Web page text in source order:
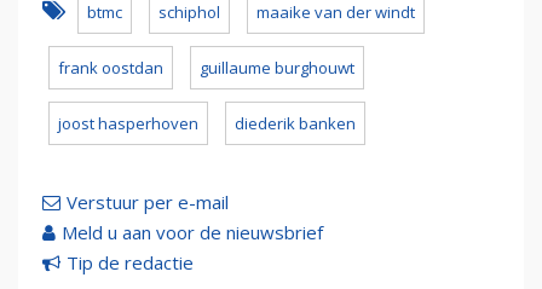
btmc schiphol maaike van der windt
frank oostdan guillaume burghouwt
joost hasperhoven diederik banken
Verstuur per e-mail
Meld u aan voor de nieuwsbrief
Tip de redactie